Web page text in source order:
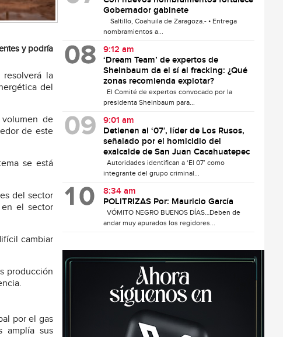
y podría
la
del
de
de este
se está
del sector
el sector
cambiar
producción
por el gas
amplía sus
Gobernador gabinete
Saltillo, Coahuila de Zaragoza.- • Entrega
nombramientos a...
9:12 am
‘Dream Team’ de expertos de
Sheinbaum da el sí al fracking: ¿Qué
zonas recomienda explotar?
El Comité de expertos convocado por la
presidenta Sheinbaum para...
9:01 am
Detienen al ‘07′, líder de Los Rusos,
señalado por el homicidio del
exalcalde de San Juan Cacahuatepec
Autoridades identifican a ‘El 07’ como
integrante del grupo criminal...
8:34 am
POLITRIZAS Por: Mauricio García
VÓMITO NEGRO BUENOS DÍAS…Deben de
andar muy apurados los regidores...